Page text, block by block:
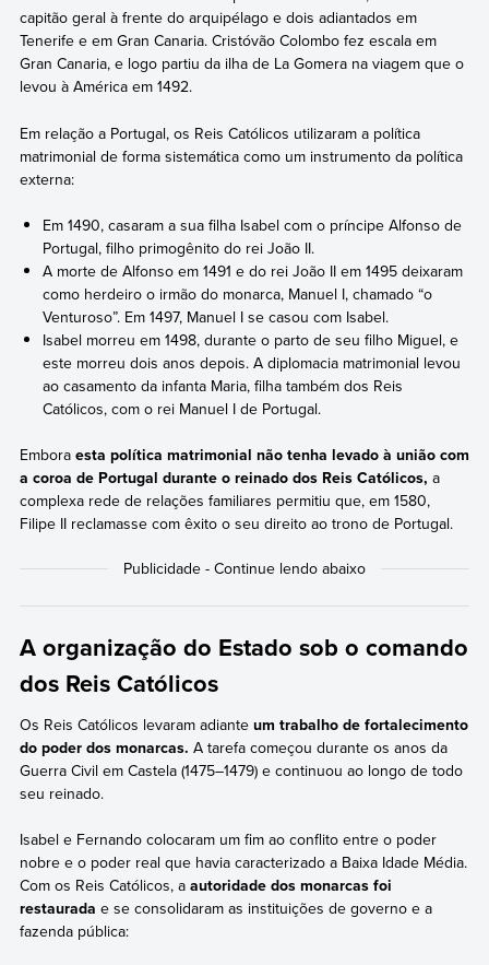
capitão geral à frente do arquipélago e dois adiantados em
Tenerife e em Gran Canaria. Cristóvão Colombo fez escala em
Gran Canaria, e logo partiu da ilha de La Gomera na viagem que o
levou à América em 1492.
Em relação a Portugal, os Reis Católicos utilizaram a política
matrimonial de forma sistemática como um instrumento da política
externa:
Em 1490, casaram a sua filha Isabel com o príncipe Alfonso de
Portugal, filho primogênito do rei João II.
A morte de Alfonso em 1491 e do rei João II em 1495 deixaram
como herdeiro o irmão do monarca, Manuel I, chamado “o
Venturoso”. Em 1497, Manuel I se casou com Isabel.
Isabel morreu em 1498, durante o parto de seu filho Miguel, e
este morreu dois anos depois. A diplomacia matrimonial levou
ao casamento da infanta Maria, filha também dos Reis
Católicos, com o rei Manuel I de Portugal.
Embora esta política matrimonial não tenha levado à união com
a coroa de Portugal durante o reinado dos Reis Católicos, a
complexa rede de relações familiares permitiu que, em 1580,
Filipe II reclamasse com êxito o seu direito ao trono de Portugal.
A organização do Estado sob o comando
dos Reis Católicos
Os Reis Católicos levaram adiante um trabalho de fortalecimento
do poder dos monarcas. A tarefa começou durante os anos da
Guerra Civil em Castela (1475–1479) e continuou ao longo de todo
seu reinado.
Isabel e Fernando colocaram um fim ao conflito entre o poder
nobre e o poder real que havia caracterizado a Baixa Idade Média.
Com os Reis Católicos, aautoridade dos monarcas foi
restaurada e se consolidaram as instituições de governo e a
fazenda pública: